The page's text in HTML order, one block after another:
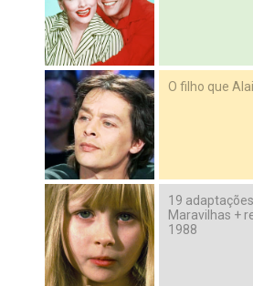
O filho que
19
Maravilhas +
1988